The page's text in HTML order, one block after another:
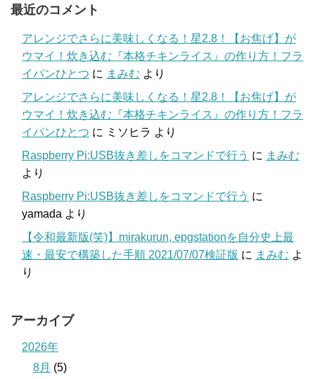
最近のコメント
アレンジでさらに美味しくなる！星2.8！【お焦げ】が
ウマイ！炊き込む『本格チキンライス』の作り方！フラ
イパンひとつ に まみむ より
アレンジでさらに美味しくなる！星2.8！【お焦げ】が
ウマイ！炊き込む『本格チキンライス』の作り方！フラ
イパンひとつ に ミソヒラ より
Raspberry Pi:USB抜き差しをコマンドで行う に まみむ
より
Raspberry Pi:USB抜き差しをコマンドで行う に
yamada より
【令和最新版(笑)】mirakurun, epgstationを自分史上最
速・最安で構築した手順 2021/07/07検証版 に まみむ よ
り
アーカイブ
2026年
8月 (5)